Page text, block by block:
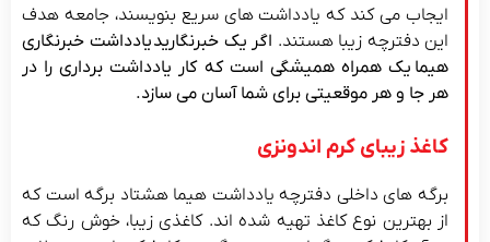
ایجاب می کند که یادداشت های سریع بنویسند، جامعه هدف
این دفترچه زیبا هستند.اگر یک خبرنگاریدیادداشت خبرنگاری
هیمایک همراه همیشگی است که کار یادداشت برداری را در
هر جا و هر موقعیتی برای شما آسان می سازد.
کاغذ زیبای کرم اندونزی
برگه های داخلی دفترچه یادداشت هیما هشتاد برگه است که
از بهترین نوع کاغذ تهیه شده اند. کاغذی زیبا، خوش رنگ که